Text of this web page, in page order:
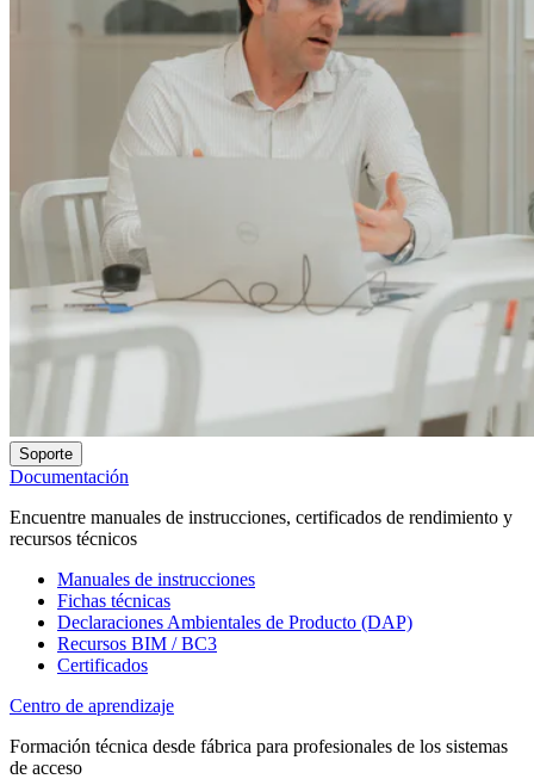
Soporte
Documentación
Encuentre manuales de instrucciones, certificados de rendimiento y
recursos técnicos
Manuales de instrucciones
Fichas técnicas
Declaraciones Ambientales de Producto (DAP)
Recursos BIM / BC3
Certificados
Centro de aprendizaje
Formación técnica desde fábrica para profesionales de los sistemas
de acceso